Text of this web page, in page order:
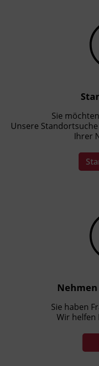
Sie
Unsere
Ihrer
Sie haben
Wir helfen